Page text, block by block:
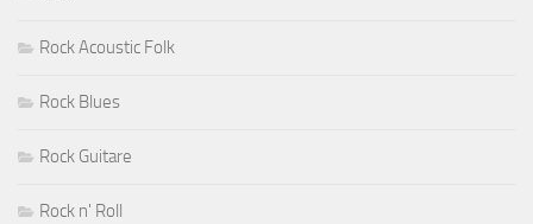
Rock Acoustic Folk
Rock Blues
Rock Guitare
Rock n' Roll